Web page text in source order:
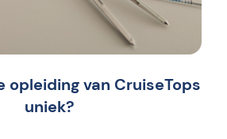
opleiding van CruiseTops
uniek?